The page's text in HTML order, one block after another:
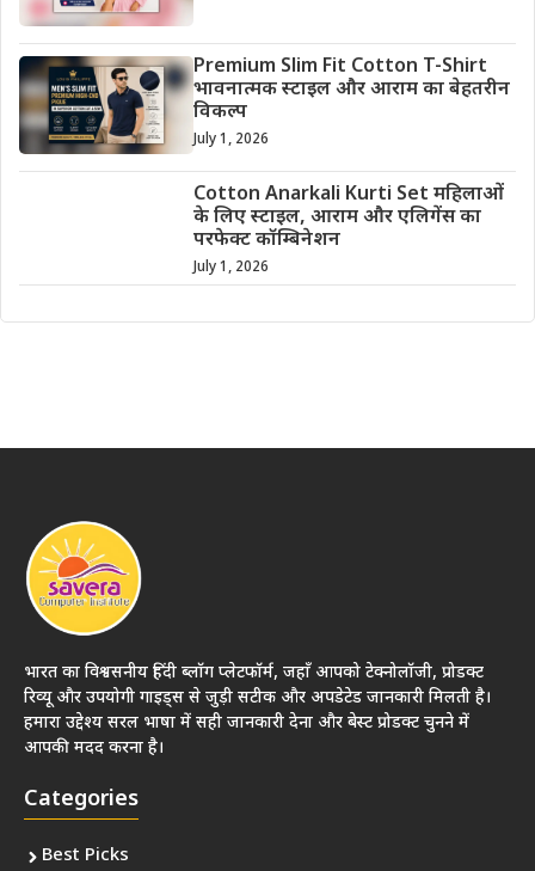
Premium Slim Fit Cotton T-Shirt
भावनात्मक स्टाइल और आराम का बेहतरीन
विकल्प
July 1, 2026
Cotton Anarkali Kurti Set महिलाओं
के लिए स्टाइल, आराम और एलिगेंस का
परफेक्ट कॉम्बिनेशन
July 1, 2026
भारत का विश्वसनीय हिंदी ब्लॉग प्लेटफॉर्म, जहाँ आपको टेक्नोलॉजी, प्रोडक्ट
रिव्यू और उपयोगी गाइड्स से जुड़ी सटीक और अपडेटेड जानकारी मिलती है।
हमारा उद्देश्य सरल भाषा में सही जानकारी देना और बेस्ट प्रोडक्ट चुनने में
आपकी मदद करना है।
Categories
Best Picks